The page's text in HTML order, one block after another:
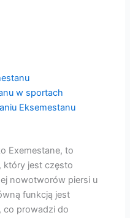
w sportach
Eksemestanu
Exemestane, to
który jest często
nowotworów piersi u
funkcją jest
co prowadzi do